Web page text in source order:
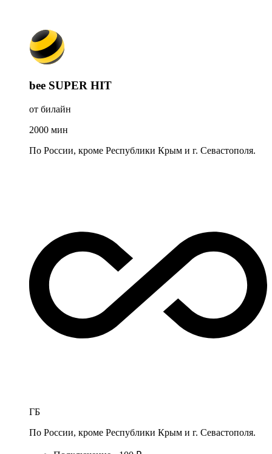
bee SUPER HIT
от билайн
2000 мин
По России, кроме Республики Крым и г. Севастополя.
ГБ
По России, кроме Республики Крым и г. Севастополя.